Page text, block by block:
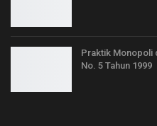
Praktik Monopoli
No. 5 Tahun 1999